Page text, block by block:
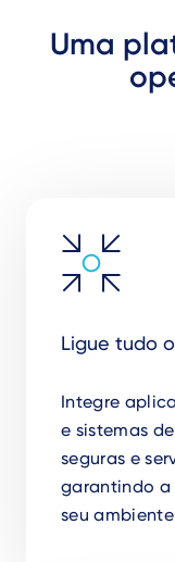
Uma
Ligue tudo
Integre
e sistemas
seguras e
garantindo
seu